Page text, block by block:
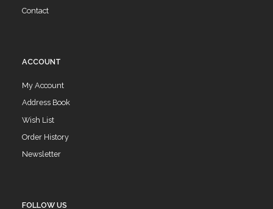
Contact
ACCOUNT
My Account
Address Book
Wish List
Order History
Newsletter
FOLLOW US